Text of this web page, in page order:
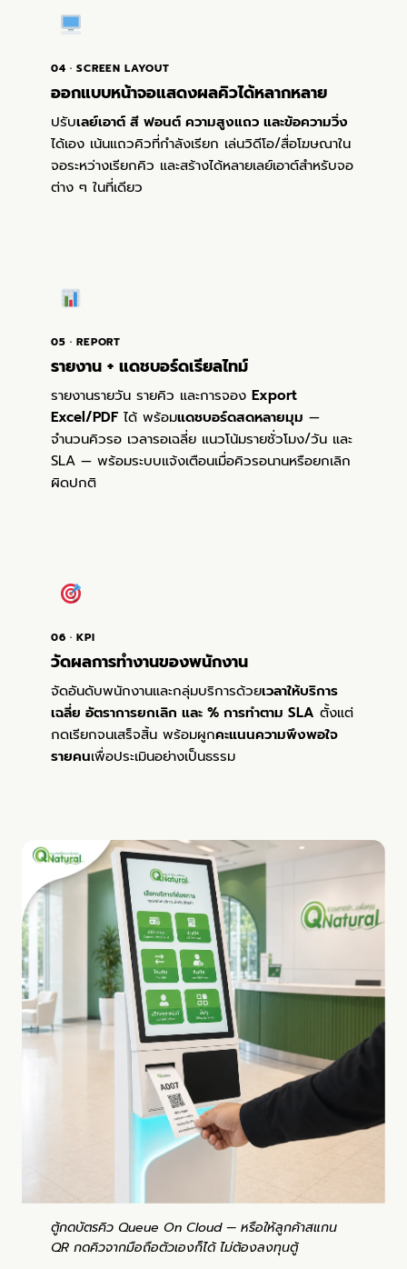
04 · SCREEN LAYOUT
ออกแบบหน้าจอแสดงผลคิวได้หลากหลาย
ปรับเลย์เอาต์ สี ฟอนต์ ความสูงแถว และข้อความวิ่ง
ได้เอง เน้นแถวคิวที่กำลังเรียก เล่นวิดีโอ/สื่อโฆษณาใน
จอระหว่างเรียกคิว และสร้างได้หลายเลย์เอาต์สำหรับจอ
ต่าง ๆ ในที่เดียว
05 · REPORT
รายงาน + แดชบอร์ดเรียลไทม์
รายงานรายวัน รายคิว และการจอง Export
Excel/PDF ได้ พร้อมแดชบอร์ดสดหลายมุม —
จำนวนคิวรอ เวลารอเฉลี่ย แนวโน้มรายชั่วโมง/วัน และ
SLA — พร้อมระบบแจ้งเตือนเมื่อคิวรอนานหรือยกเลิก
ผิดปกติ
06 · KPI
วัดผลการทำงานของพนักงาน
จัดอันดับพนักงานและกลุ่มบริการด้วยเวลาให้บริการ
เฉลี่ย อัตราการยกเลิก และ % การทำตาม SLA ตั้งแต่
กดเรียกจนเสร็จสิ้น พร้อมผูกคะแนนความพึงพอใจ
รายคนเพื่อประเมินอย่างเป็นธรรม
ตู้กดบัตรคิว Queue On Cloud — หรือให้ลูกค้าสแกน
QR กดคิวจากมือถือตัวเองก็ได้ ไม่ต้องลงทุนตู้